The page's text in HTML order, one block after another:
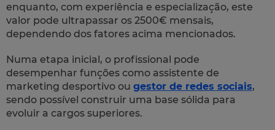
enquanto, com experiência e especialização, este
valor pode ultrapassar os 2500€ mensais,
dependendo dos fatores acima mencionados.
Numa etapa inicial, o profissional pode
desempenhar funções como assistente de
marketing desportivo ou gestor de redes sociais,
sendo possível construir uma base sólida para
evoluir a cargos superiores.